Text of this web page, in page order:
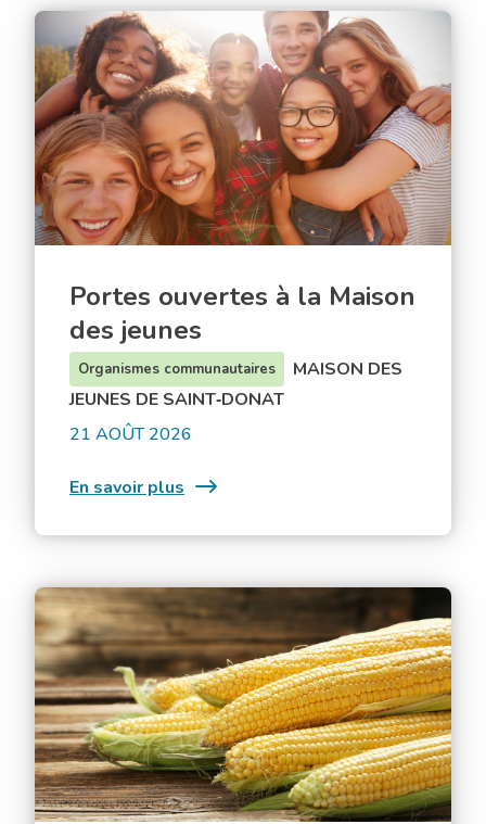
conseil
municipal
Portes
ouvertes
à
la
Maison
des
jeunes
Portes ouvertes à la Maison
des jeunes
Organismes communautaires
MAISON DES
JEUNES DE SAINT‑DONAT
21 AOÛT 2026
En savoir plus
ouvertes
la
Maison
des
jeunes
Épluchette
du
maire
–
2e
édition